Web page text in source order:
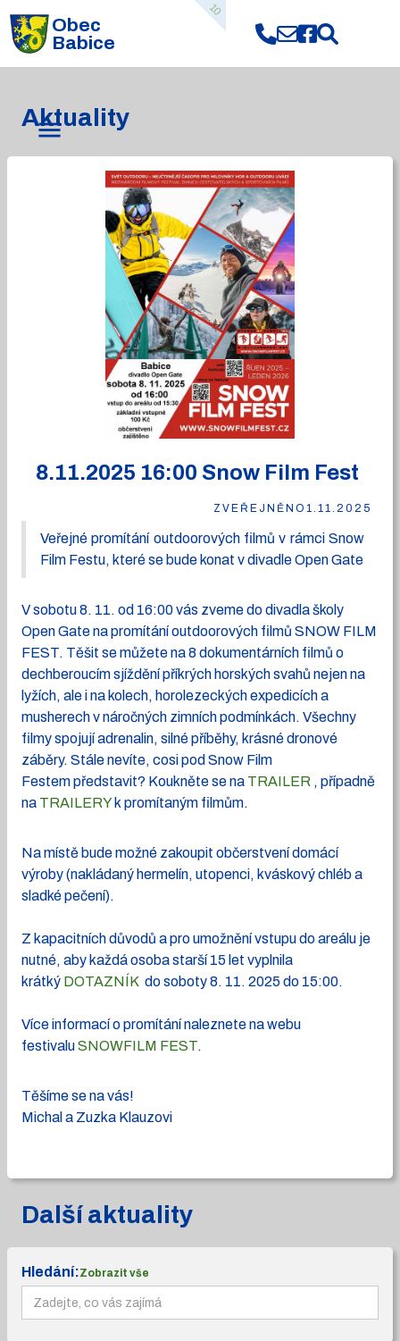
Obec
Babice
10
Aktuality
8.11.2025 16:00 Snow Film Fest
ZVEŘEJNĚNO 1.11.2025
Veřejné promítání outdoorových filmů v rámci Snow
Film Festu, které se bude konat v divadle Open Gate
V sobotu 8. 11. od 16:00 vás zveme do divadla školy
Open Gate na promítání outdoorových filmů SNOW FILM
FEST. Těšit se můžete na 8 dokumentárních filmů o
dechberoucím sjíždění příkrých horských svahů nejen na
lyžích, ale i na kolech, horolezeckých expedicích a
musherech v náročných zimních podmínkách. Všechny
filmy spojují adrenalin, silné příběhy, krásné dronové
záběry. Stále nevíte, cosi pod Snow Film
Festem představit? Koukněte se na TRAILER , případně
na TRAILERY k promítaným filmům.
Na místě bude možné zakoupit občerstvení domácí
výroby (nakládaný hermelín, utopenci, kváskový chléb a
sladké pečení).
Z kapacitních důvodů a pro umožnění vstupu do areálu je
nutné, aby každá osoba starší 15 let vyplnila
krátký DOTAZNÍK do soboty 8. 11. 2025 do 15:00.
Více informací o promítání naleznete na webu
festivaluSNOWFILM FEST.
Těšíme se na vás!
Michal a Zuzka Klauzovi
Další aktuality
Hledání:Zobrazit vše